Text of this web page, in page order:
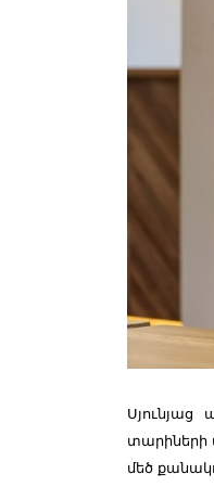
Սյունյաց
տարիների
մեծ